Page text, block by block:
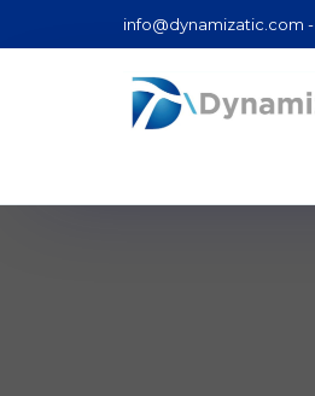
info@dynamizatic.com -